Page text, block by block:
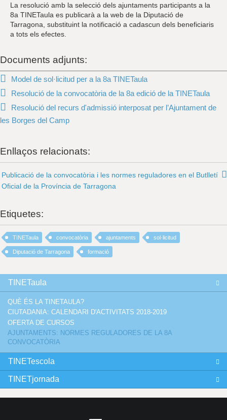
La resolució amb la selecció dels ajuntaments participants a la
8a TINETaula es publicarà a la web de la Diputació de
Tarragona, substituint la notificació a cadascun dels beneficiaris
a tots els efectes.
Documents adjunts:
Model de sol·licitud per a la 8a TINETaula
Resolució de la convocatòria de la 8a edició de la TINETaula
Resolució del recurs d'admissió interposat per l’Ajuntament de
les Borges del Camp
Enllaços relacionats:
Publicació de la convocatòria i les normes reguladores en el Butlletí
Oficial de la Província de Tarragona
Etiquetes:
TINETaula convocatòria ajuntaments sol·licitud
Diputació de Tarragona formació
TINETaula
QUÈ ÉS LA TINETAULA?
CIUTADANIA: CALENDARI D'ACTIVITATS 2018-2019
OFERTA DE CURSOS
AJUNTAMENTS: NORMES REGULADORES DE LA 8A
CONVOCATÒRIA
TINETescola
TINETjornada